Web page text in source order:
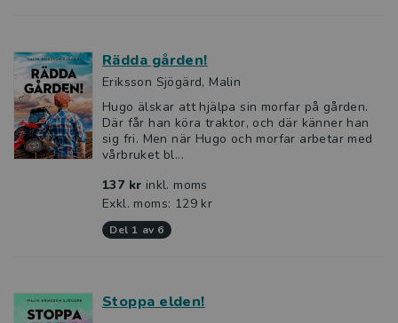
Rädda gården!
Eriksson Sjögärd, Malin
Hugo älskar att hjälpa sin morfar på gården.
Där får han köra traktor, och där känner han
sig fri. Men när Hugo och morfar arbetar med
vårbruket bl...
137 kr inkl. moms
Exkl. moms: 129 kr
del 1 av 6
Stoppa elden!